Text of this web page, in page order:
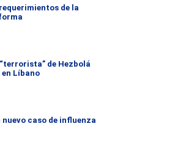
de la
de Hezbolá
Líbano
caso de influenza